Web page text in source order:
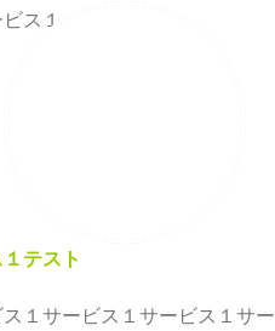
テスト
１サービス１サービス１サ